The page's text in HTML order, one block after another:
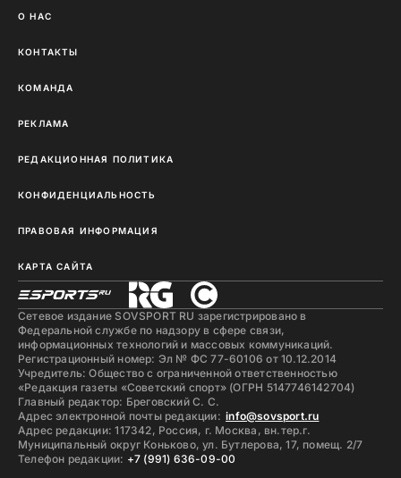
О НАС
КОНТАКТЫ
КОМАНДА
РЕКЛАМА
РЕДАКЦИОННАЯ ПОЛИТИКА
КОНФИДЕНЦИАЛЬНОСТЬ
ПРАВОВАЯ ИНФОРМАЦИЯ
КАРТА САЙТА
Сетевое издание SOVSPORT RU зарегистрировано в
Федеральной службе по надзору в сфере связи,
информационных технологий и массовых коммуникаций.
Регистрационный номер: Эл № ФС 77-60106 от 10.12.2014
Учредитель: Общество с ограниченной ответственностью
«Редакция газеты «Советский спорт» (ОГРН 5147746142704)
Главный редактор: Бреговский С. С.
Адрес электронной почты редакции: info@sovsport.ru
Адрес редакции: 117342, Россия, г. Москва, вн.тер.г.
Муниципальный округ Коньково, ул. Бутлерова, 17, помещ. 2/7
Телефон редакции: +7 (991) 636-09-00